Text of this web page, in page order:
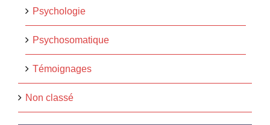
Psychologie
Psychosomatique
Témoignages
Non classé